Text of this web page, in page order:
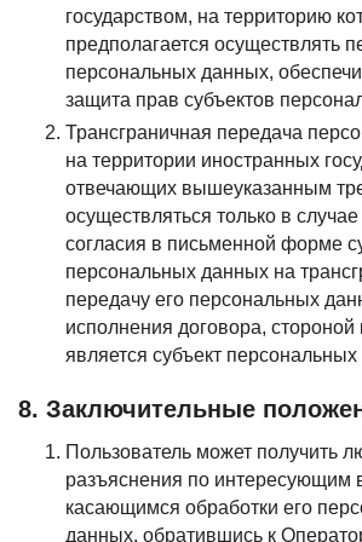
государством, на территорию
предполагается осуществлять
персональных данных,
защита прав субъектов
Трансграничная передача
на территории иностранных
отвечающих вышеуказанным
осуществляться только в
согласия в письменной форме
персональных данных на
передачу его персональных
исполнения договора, стороной
является субъект
8. Заключительные
Пользователь может получить
разъяснения по интересующим
касающимся обработки его
данных, обратившись к